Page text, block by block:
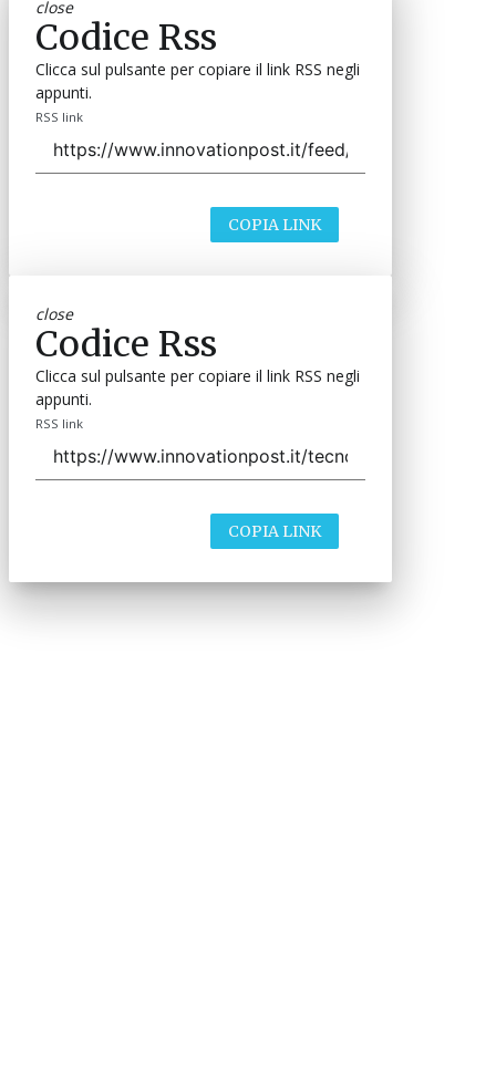
close
Codice Rss
Clicca sul pulsante per copiare il link RSS negli
appunti.
RSS link
COPIA LINK
close
Codice Rss
Clicca sul pulsante per copiare il link RSS negli
appunti.
RSS link
COPIA LINK